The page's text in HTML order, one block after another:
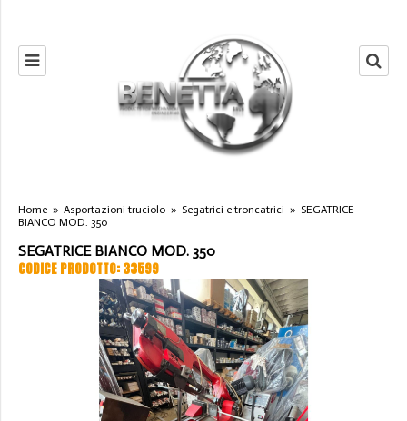
Home » Asportazioni truciolo » Segatrici e troncatrici » SEGATRICE
BIANCO MOD. 350
SEGATRICE BIANCO MOD. 350
CODICE PRODOTTO: 33599